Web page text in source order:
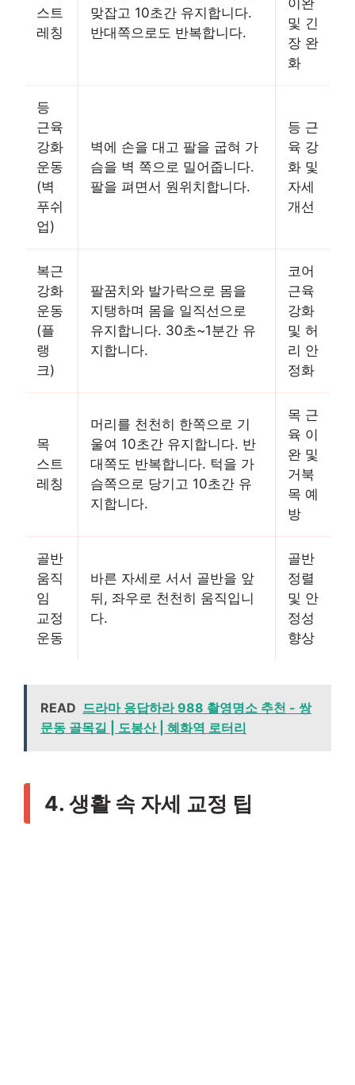
스트
레칭
맞잡고 10초간 유지합니다.
반대쪽으로도 반복합니다.
및 긴
장 완
화
등
근육
강화
운동
(벽
푸쉬
업)
벽에 손을 대고 팔을 굽혀 가
슴을 벽 쪽으로 밀어줍니다.
팔을 펴면서 원위치합니다.
등 근
육 강
화 및
자세
개선
복근
강화
운동
(플
랭
크)
팔꿈치와 발가락으로 몸을
지탱하며 몸을 일직선으로
유지합니다. 30초~1분간 유
지합니다.
코어
근육
강화
및 허
리 안
정화
목
스트
레칭
머리를 천천히 한쪽으로 기
울여 10초간 유지합니다. 반
대쪽도 반복합니다. 턱을 가
슴쪽으로 당기고 10초간 유
지합니다.
목 근
육 이
완 및
거북
목 예
방
골반
움직
임
교정
운동
바른 자세로 서서 골반을 앞
뒤, 좌우로 천천히 움직입니
다.
골반
정렬
및 안
정성
향상
READ 드라마 응답하라 988 촬영명소 추천 - 쌍
문동 골목길 | 도봉산 | 혜화역 로터리
4. 생활 속 자세 교정 팁